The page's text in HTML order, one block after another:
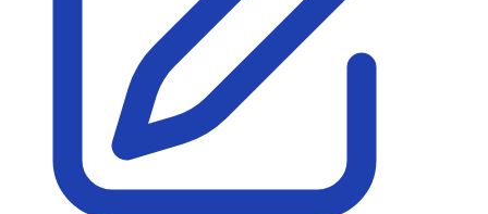
Нормативна база УТОГ
Конвенція ООН
Законодавство
Декларації
Документи ВФГ
Міжнародні документи